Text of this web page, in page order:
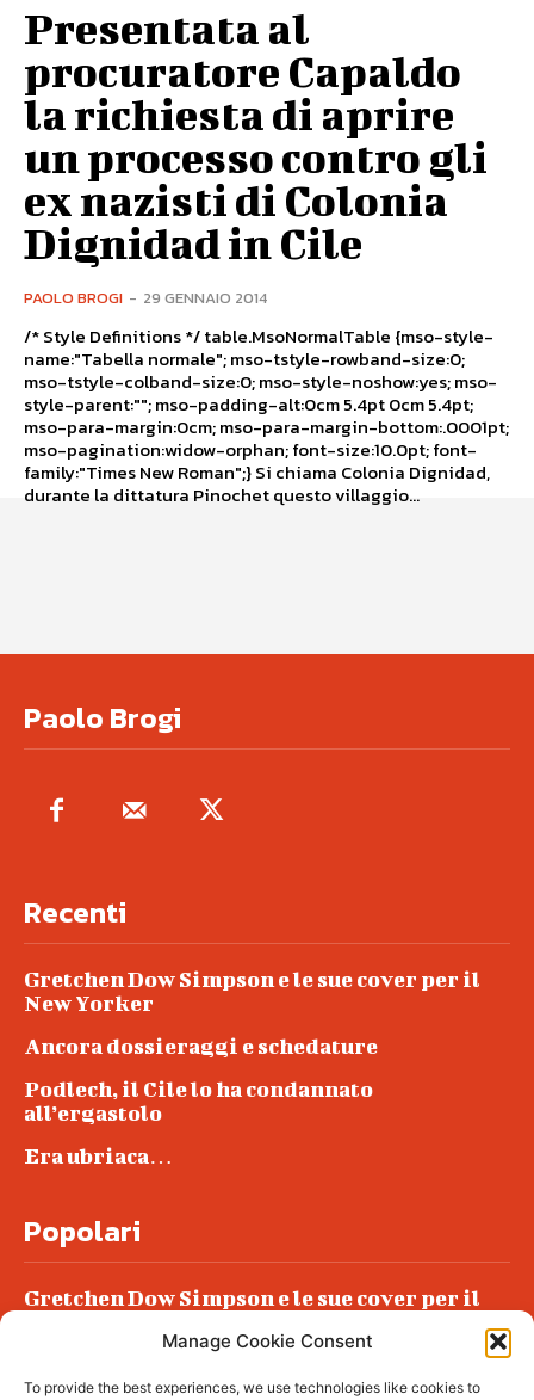
Manage Cookie Consent
To provide the best experiences, we use technologies like cookies to
Presentata al
procuratore Capaldo
la richiesta di aprire
un processo contro gli
ex nazisti di Colonia
Dignidad in Cile
PAOLO BROGI - 29 GENNAIO 2014
/* Style Definitions */ table.MsoNormalTable {mso-style-
name:"Tabella normale"; mso-tstyle-rowband-size:0;
mso-tstyle-colband-size:0; mso-style-noshow:yes; mso-
style-parent:""; mso-padding-alt:0cm 5.4pt 0cm 5.4pt;
mso-para-margin:0cm; mso-para-margin-bottom:.0001pt;
mso-pagination:widow-orphan; font-size:10.0pt; font-
family:"Times New Roman";} Si chiama Colonia Dignidad,
durante la dittatura Pinochet questo villaggio...
Paolo Brogi
Recenti
Gretchen Dow Simpson e le sue cover per il
New Yorker
Ancora dossieraggi e schedature
Podlech, il Cile lo ha condannato
all’ergastolo
Era ubriaca…
Popolari
Gretchen Dow Simpson e le sue cover per il